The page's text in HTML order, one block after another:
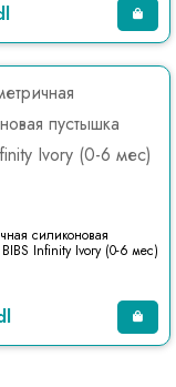
силиконовая
Infinity Ivory (0-6 мес)